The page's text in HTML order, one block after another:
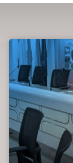
mantenimiento de
prestados durante
00:36:13
8.(085/25)
cumplimiento, en el
de lucha contra la
DAR
00:36:29
9.(086/
cumplimiento, en el
de lucha contra la